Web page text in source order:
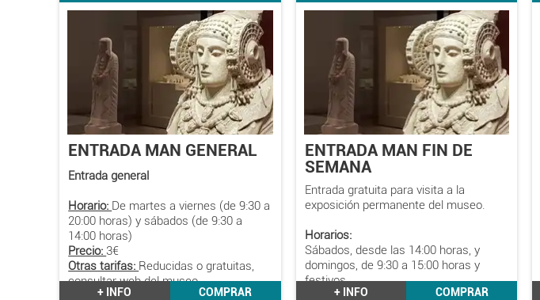
ENTRADA MAN GENERAL
Entrada general
Horario: De martes a viernes (de 9:30 a
20:00 horas) y sábados (de 9:30 a
14:00 horas)
Precio:3€
Otras tarifas: Reducidas o gratuitas,
consultar web del museo
+ INFO COMPRAR
ENTRADA MAN FIN DE
SEMANA
Entrada gratuita para visita a la
exposición permanente del museo.
Horarios:
Sábados, desde las 14:00 horas, y
domingos, de 9:30 a 15:00 horas y
festivos
+ INFO COMPRAR